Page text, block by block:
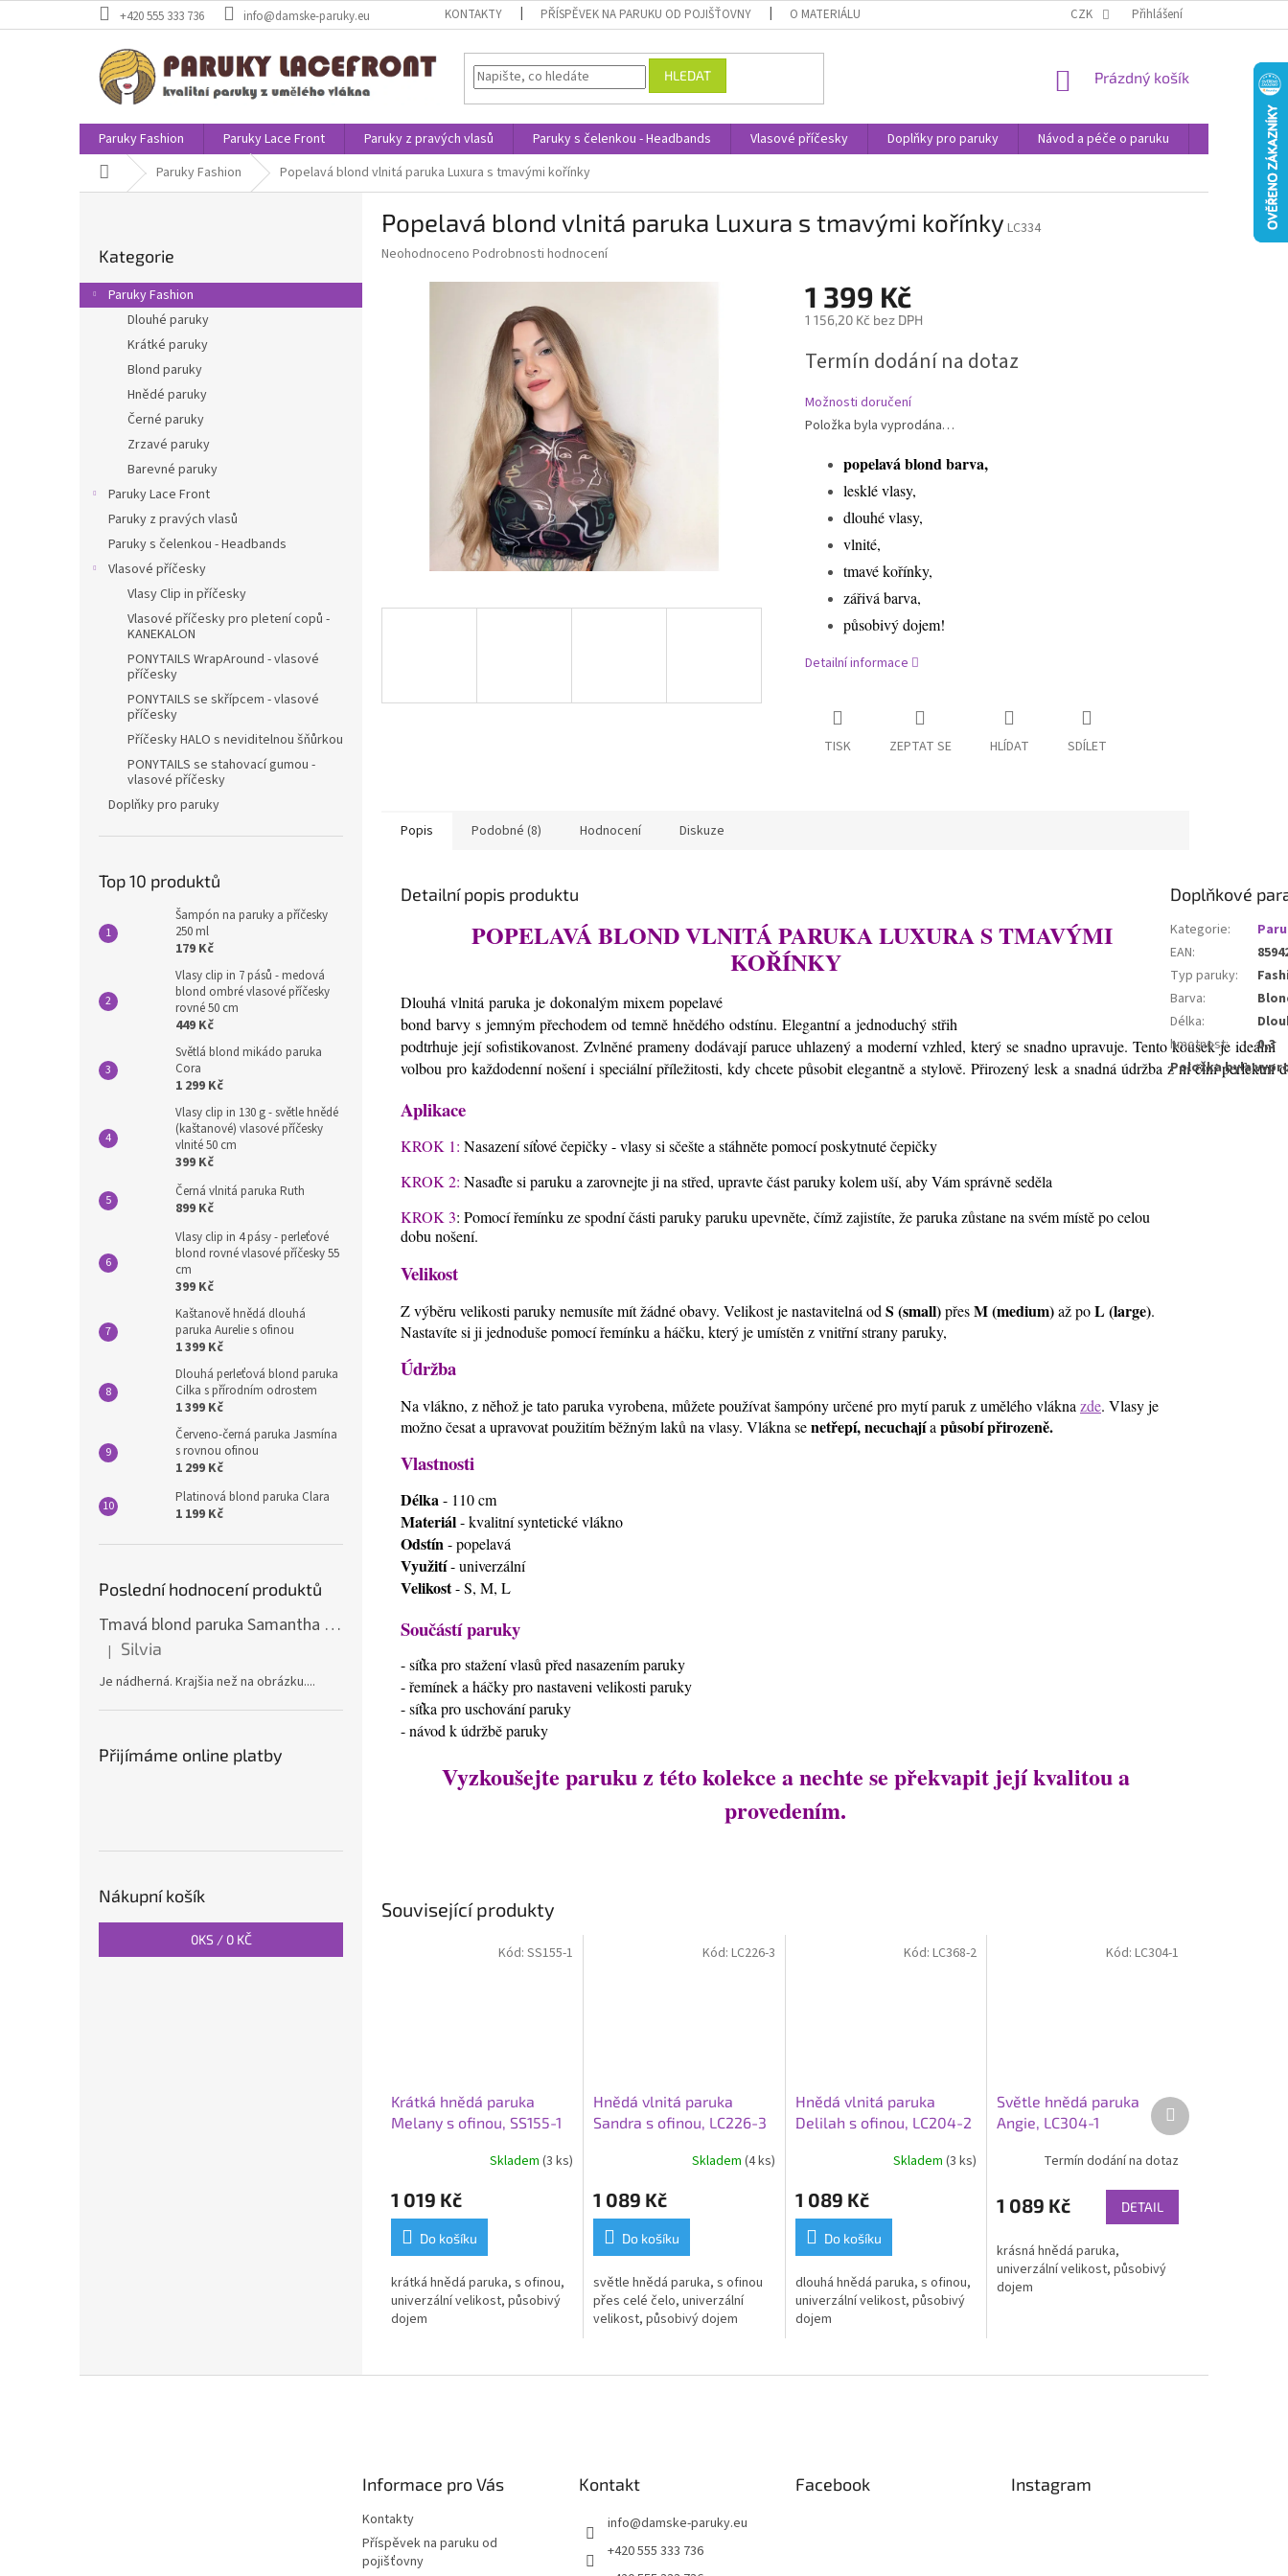
na
+420 555 333 736 info@damske-paruky.eu KONTAKTY PŘÍSPĚVEK NA PARUKU OD POJIŠŤOVNY O MATERIÁLU OBCHODNÍ PODMÍNKY PODMÍNKY
CZK Přihlášení
HLEDAT
NÁKUPNÍ
Prázdný košík
Paruky Fashion Paruky Lace Front Paruky z pravých vlasů Paruky s čelenkou - Headbands Vlasové příčesky Doplňky pro paruky Návod a péče o paruku
Příspěvek
Domů Paruky Fashion Popelavá blond vlnitá paruka Luxura s tmavými kořínky
r
a
kategorie
Kategorie
Paruky Fashion
Dlouhé paruky
Krátké paruky
Blond paruky
Hnědé paruky
Černé paruky
Zrzavé paruky
Barevné paruky
Paruky Lace Front
Paruky z pravých vlasů
Paruky s čelenkou - Headbands
Vlasové příčesky
Vlasy Clip in příčesky
Vlasové příčesky pro pletení copů -
KANEKALON
PONYTAILS WrapAround - vlasové
příčesky
PONYTAILS se skřípcem - vlasové
příčesky
Příčesky HALO s neviditelnou šňůrkou
PONYTAILS se stahovací gumou -
vlasové příčesky
Doplňky pro paruky
Top 10 produktů
Šampón na paruky a příčesky
250 ml
179 Kč
Vlasy clip in 7 pásů - medová
blond ombré vlasové příčesky
rovné 50 cm
449 Kč
Světlá blond mikádo paruka
Cora
1 299 Kč
Vlasy clip in 130 g - světle hnědé
(kaštanové) vlasové příčesky
vlnité 50 cm
399 Kč
Černá vlnitá paruka Ruth
899 Kč
Vlasy clip in 4 pásy - perleťové
blond rovné vlasové příčesky 55
cm
399 Kč
Kaštanově hnědá dlouhá
paruka Aurelie s ofinou
1 399 Kč
Dlouhá perleťová blond paruka
Cilka s přírodním odrostem
1 399 Kč
Červeno-černá paruka Jasmína
s rovnou ofinou
1 299 Kč
Platinová blond paruka Clara
1 199 Kč
Poslední hodnocení produktů
Tmavá blond paruka Samantha s melíry
Hodnocení produktu je 5 z 5 hvězdiček.
| Silvia
Je nádherná. Krajšia než na obrázku....
Přijímáme online platby
Nákupní košík
0KS / 0 KČ
Popelavá blond vlnitá paruka Luxura s tmavými kořínky LC334
Průměrné
Neohodnoceno Podrobnosti hodnocení
1 399 Kč
1 156,20 Kč bez DPH
cena:
Termín dodání na dotaz
Možnosti doručení
Položka byla vyprodána…
popelavá blond barva,
lesklé vlasy,
dlouhé vlasy,
vlnité,
tmavé kořínky,
zářivá barva,
působivý dojem!
Detailní informace
TISK ZEPTAT SE HLÍDAT SDÍLET
Související produkty
Krátká hnědá paruka
Melany s ofinou, SS155-1
Skladem (3 ks)
1 019 Kč
Do košíku
krátká hnědá paruka, s ofinou,
univerzální velikost, působivý
dojem
Kód: SS155-1
Hnědá vlnitá paruka
Sandra s ofinou, LC226-3
Skladem (4 ks)
1 089 Kč
Do košíku
světle hnědá paruka, s ofinou
přes celé čelo, univerzální
velikost, působivý dojem
Kód: LC226-3
Hnědá vlnitá paruka
Delilah s ofinou, LC204-2
Skladem(3 ks)
1 089 Kč
Do košíku
dlouhá hnědá paruka, s ofinou,
univerzální velikost, působivý
dojem
Kód:LC368-2
Světle hnědá paruka
Angie, LC304-1
Termín dodání na dotaz
1 089 Kč DETAIL
krásná hnědá paruka,
univerzální velikost, působivý
dojem
Kód: LC304-1
Další
produkt
Popis Podobné (8) Hodnocení Diskuze
Detailní popis produktu
POPELAVÁ BLOND VLNITÁ PARUKA LUXURA S TMAVÝMI
KOŘÍNKY
Dlouhá vlnitá paruka je dokonalým mixem popelavé
bond barvy s jemným přechodem od temně hnědého odstínu. Elegantnía jednoduchý střih
podtrhuje jejísofistikovanost. Zvlněné prameny dodávajíparuce uhlazený a modernívzhled, který se snadno upravuje. Tentokousekje ideální
volbou pro každodennínošeníi speciálnípříležitosti, kdy chcete působitelegantně a stylově. Přirozený lesk a snadná údržba zníčiníperfektní
Aplikace
KROK 1: Nasazení síťové čepičky - vlasy si sčešte a stáhněte pomocí poskytnuté čepičky
KROK 2: Nasaďte si paruku a zarovnejte ji na střed, upravte část paruky kolem uší, aby Vám správně seděla
KROK 3: Pomocí řemínku ze spodní části paruky paruku upevněte, čímž zajistíte, že paruka zůstane na svém místě po celou
dobu nošení.
Velikost
Z výběru velikosti paruky nemusíte mít žádné obavy. Velikost je nastavitelná od S (small)přesM (medium)až poL (large).
Nastavíte si ji jednoduše pomocí řemínku a háčku, který je umístěn z vnitřní strany paruky,
Údržba
Na vlákno, z něhož je tato paruka vyrobena, můžete používat šampóny určené pro mytí paruk z umělého vláknazde. Vlasy je
možno česat a upravovat použitím běžným laků na vlasy. Vlákna senetřepí, necuchajíapůsobí přirozeně.
Vlastnosti
Délka - 110 cm
Materiál- kvalitní syntetické vlákno
Odstín - popelavá
Využití- univerzální
Velikost- S, M, L
Součástí paruky
- síťka pro stažení vlasů před nasazením paruky
- řemínek a háčky pro nastaveni velikosti paruky
- síťka pro uschování paruky
- návod k údržbě paruky
Vyzkoušejte paruku z této kolekce a nechte se překvapit její kvalitou a
provedením.
Doplňkové
Kategorie:
EAN:
Typ paruky:
Barva:
Délka:
hmotnost:
0,3
Položka byla
Informace pro Vás
Kontakty
Příspěvek na paruku od
pojišťovny
Kontakt
info@damske-paruky.eu
+420 555 333 736
Facebook Instagram